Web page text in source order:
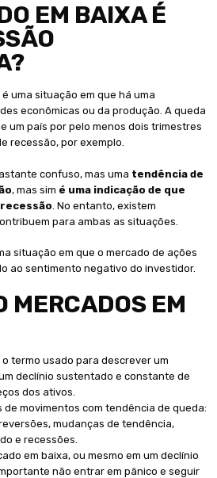
EM BAIXA É
uma situação em que há uma
econômicas ou da produção. A queda
um país por pelo menos dois trimestres
recessão, por exemplo.
confuso, mas uma tendência de
, mas sim é uma indicação de que
. No entanto, existem
para ambas as situações.
situação em que o mercado de ações
ao sentimento negativo do investidor.
MERCADOS EM
termo usado para descrever um
declínio sustentado e constante de
dos ativos.
de movimentos com tendência de queda:
mudanças de tendência,
e recessões.
em baixa, ou mesmo em um declínio
não entrar em pânico e seguir